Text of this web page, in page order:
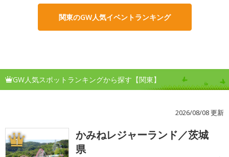
関東のGW人気イベントランキング
GW人気スポットランキングから探す【関東】
2026/08/08 更新
1
かみねレジャーランド／茨城
県